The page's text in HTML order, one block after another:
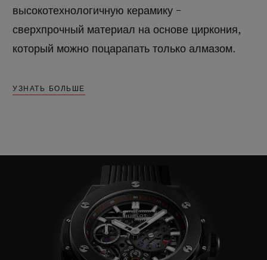
высокотехнологичную керамику –
сверхпрочный материал на основе циркония,
который можно поцарапать только алмазом.
УЗНАТЬ БОЛЬШЕ